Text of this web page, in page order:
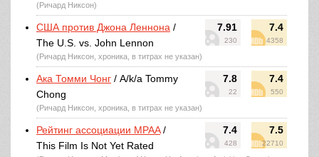
(Ричард Никсон)
7.91
230
7.4
4358
США против Джона Леннона /
The U.S. vs. John Lennon
(Ричард Никсон, хроника, в титрах не указан)
7.8
22
7.4
550
Ака Томми Чонг / A/k/a Tommy
Chong
(Ричард Никсон, хроника, в титрах не указан)
7.4
428
7.5
22710
Рейтинг ассоциации MPAA/
This Film Is Not Yet Rated